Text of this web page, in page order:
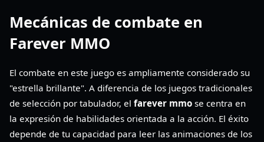
Mecánicas de combate en
Farever MMO
El combate en este juego es ampliamente considerado su
"estrella brillante". A diferencia de los juegos tradicionales
de selección por tabulador, el farever mmo se centra en
la expresión de habilidades orientada a la acción. El éxito
depende de tu capacidad para leer las animaciones de los